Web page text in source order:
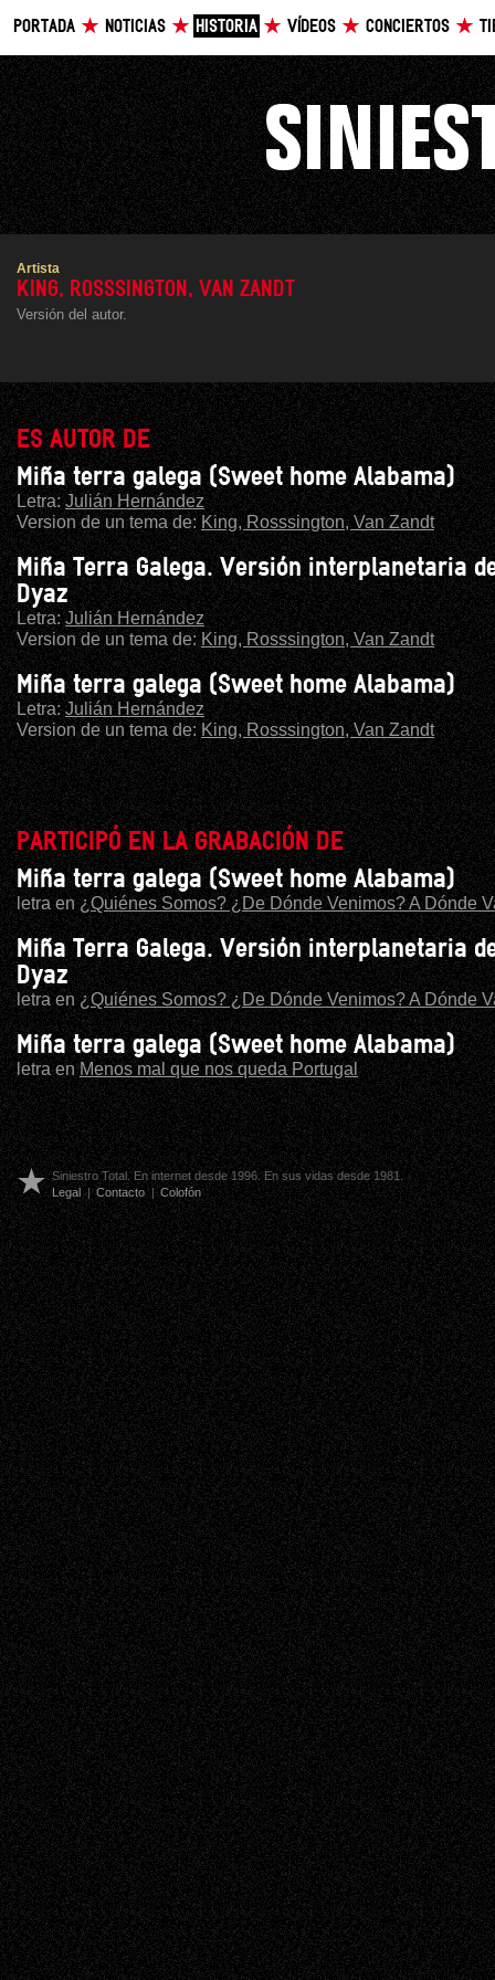
PORTADA NOTICIAS HISTORIA VÍDEOS CONCIERTOS
Artista
KING, ROSSSINGTON, VAN ZANDT
Versión del autor.
ES AUTOR DE
Miña terra galega (Sweet home Alabama)
Letra:Julián Hernández
Version de un tema de:King, Rosssington, Van Zandt
Miña Terra Galega. Versión interplanetaria
Dyaz
Letra:Julián Hernández
Version de un tema de:King, Rosssington, Van Zandt
Miña terra galega (Sweet home Alabama)
Letra:Julián Hernández
Version de un tema de:King, Rosssington, Van Zandt
PARTICIPÓ EN LA GRABACIÓN DE
Miña terra galega (Sweet home Alabama)
letra en¿Quiénes Somos? ¿De Dónde Venimos? A Dónde
Miña Terra Galega. Versión interplanetaria
Dyaz
letra en¿Quiénes Somos? ¿De Dónde Venimos? A Dónde
Miña terra galega (Sweet home Alabama)
letra enMenos mal que nos queda Portugal
Siniestro Total. En internet desde 1996. En sus vidas desde 1981.
Legal | Contacto | Colofón